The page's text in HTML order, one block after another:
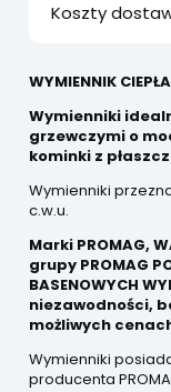
Koszty
Cena nie
WYMIENNIK
Wymienniki
grzewczymi o
kominki z
Wymienniki
c.w.u.
Marki PROMAG,
grupy PROMAG
BASENOWYCH
niezawodności,
możliwych
Wymienniki
producenta